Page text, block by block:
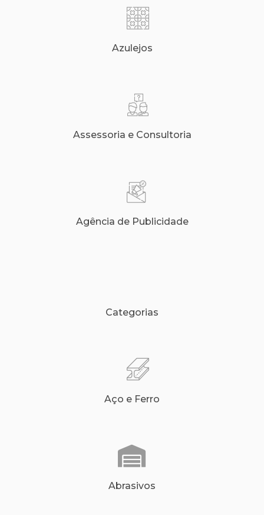
Azulejos
Assessoria e Consultoria
Agência de Publicidade
Categorias
Aço e Ferro
Abrasivos